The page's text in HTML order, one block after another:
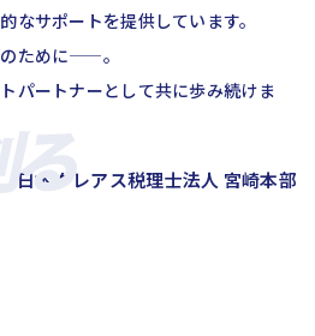
士法人
ドバイザーズ・アカウンティング
なサポートを提供しています。
ために——。
パートナーとして共に歩み続けま
日本クレアス税理士法人 宮崎本部